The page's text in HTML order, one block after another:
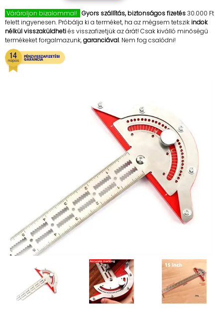
Várároljon bizalommal! Gyors szállítás, biztonságos fizetés30.000 Ft
felett ingyenesen. Próbálja ki a terméket, ha az mégsem tetszikindok
nélkül visszaküldhetiés visszafizetjük az árát! Csak kiválló minőségű
termékeket forgalmazunk,garanciával. Nem fog csalódni!